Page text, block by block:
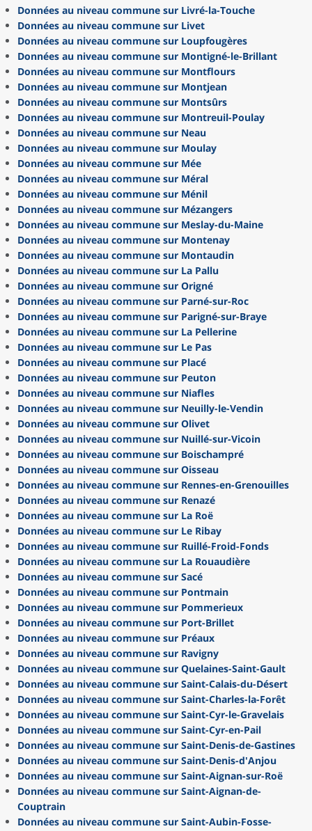
Données au niveau commune sur Livré-la-Touche
Données au niveau commune sur Livet
Données au niveau commune sur Loupfougères
Données au niveau commune sur Montigné-le-Brillant
Données au niveau commune sur Montflours
Données au niveau commune sur Montjean
Données au niveau commune sur Montsûrs
Données au niveau commune sur Montreuil-Poulay
Données au niveau commune sur Neau
Données au niveau commune sur Moulay
Données au niveau commune sur Mée
Données au niveau commune sur Méral
Données au niveau commune sur Ménil
Données au niveau commune sur Mézangers
Données au niveau commune sur Meslay-du-Maine
Données au niveau commune sur Montenay
Données au niveau commune sur Montaudin
Données au niveau commune sur La Pallu
Données au niveau commune sur Origné
Données au niveau commune sur Parné-sur-Roc
Données au niveau commune sur Parigné-sur-Braye
Données au niveau commune sur La Pellerine
Données au niveau commune sur Le Pas
Données au niveau commune sur Placé
Données au niveau commune sur Peuton
Données au niveau commune sur Niafles
Données au niveau commune sur Neuilly-le-Vendin
Données au niveau commune sur Olivet
Données au niveau commune sur Nuillé-sur-Vicoin
Données au niveau commune sur Boischampré
Données au niveau commune sur Oisseau
Données au niveau commune sur Rennes-en-Grenouilles
Données au niveau commune sur Renazé
Données au niveau commune sur La Roë
Données au niveau commune sur Le Ribay
Données au niveau commune sur Ruillé-Froid-Fonds
Données au niveau commune sur La Rouaudière
Données au niveau commune sur Sacé
Données au niveau commune sur Pontmain
Données au niveau commune sur Pommerieux
Données au niveau commune sur Port-Brillet
Données au niveau commune sur Préaux
Données au niveau commune sur Ravigny
Données au niveau commune sur Quelaines-Saint-Gault
Données au niveau commune sur Saint-Calais-du-Désert
Données au niveau commune sur Saint-Charles-la-Forêt
Données au niveau commune sur Saint-Cyr-le-Gravelais
Données au niveau commune sur Saint-Cyr-en-Pail
Données au niveau commune sur Saint-Denis-de-Gastines
Données au niveau commune sur Saint-Denis-d'Anjou
Données au niveau commune sur Saint-Aignan-sur-Roë
Données au niveau commune sur Saint-Aignan-de-
Couptrain
Données au niveau commune sur Saint-Aubin-Fosse-